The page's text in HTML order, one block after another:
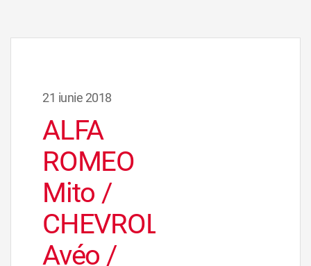
21 iunie 2018
ALFA
ROMEO
Mito /
CHEVROLET
Avéo /